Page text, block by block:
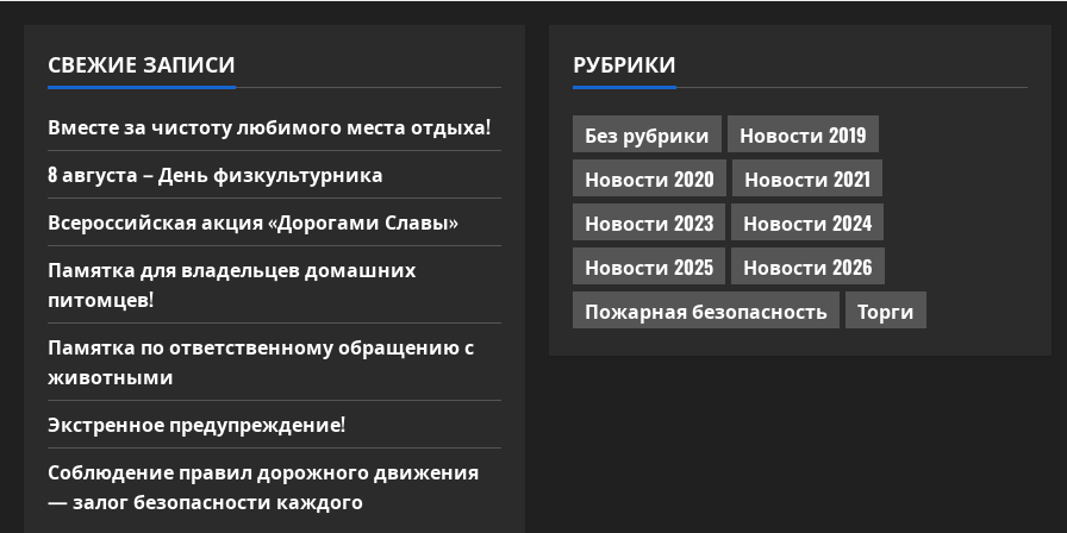
СВЕЖИЕ ЗАПИСИ
Вместе за чистоту любимого места отдыха!
8 августа – День физкультурника
Всероссийская акция «Дорогами Славы»
Памятка для владельцев домашних
питомцев!
Памятка по ответственному обращению с
животными
Экстренное предупреждение!
Соблюдение правил дорожного движения
— залог безопасности каждого
РУБРИКИ
Без рубрики
Новости 2019
Новости 2020
Новости 2021
Новости 2023
Новости 2024
Новости 2025
Новости 2026
Пожарная безопасность
Торги